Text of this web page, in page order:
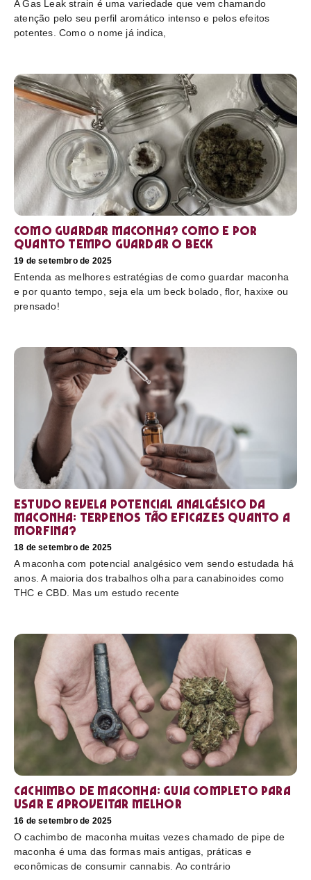
A Gas Leak strain é uma variedade que vem chamando
atenção pelo seu perfil aromático intenso e pelos efeitos
potentes. Como o nome já indica,
Como guardar maconha? Como e por
quanto tempo guardar o beck
19 de setembro de 2025
Entenda as melhores estratégias de como guardar maconha
e por quanto tempo, seja ela um beck bolado, flor, haxixe ou
prensado!
Estudo revela potencial analgésico da
maconha: terpenos tão eficazes quanto a
morfina?
18 de setembro de 2025
A maconha com potencial analgésico vem sendo estudada há
anos. A maioria dos trabalhos olha para canabinoides como
THC e CBD. Mas um estudo recente
Cachimbo de maconha: guia completo para
usar e aproveitar melhor
16 de setembro de 2025
O cachimbo de maconha muitas vezes chamado de pipe de
maconha é uma das formas mais antigas, práticas e
econômicas de consumir cannabis. Ao contrário